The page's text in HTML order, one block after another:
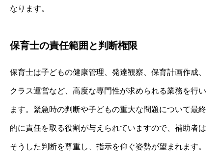
なります。
保育士の責任範囲と判断権限
保育士は子どもの健康管理、発達観察、保育計画作成、
クラス運営など、高度な専門性が求められる業務を行い
ます。緊急時の判断や子どもの重大な問題について最終
的に責任を取る役割が与えられていますので、補助者は
そうした判断を尊重し、指示を仰ぐ姿勢が望まれます。